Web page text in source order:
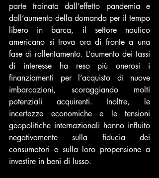
parte trainata dall’effetto pandemia e
dall’aumento della domanda per il tempo
libero in barca, il settore nautico
americano si trova ora di fronte a una
fase di rallentamento. L’aumento dei tassi
di interesse ha reso più onerosi i
finanziamenti per l’acquisto di nuove
imbarcazioni, scoraggiando molti
potenziali acquirenti. Inoltre, le
incertezze economiche e le tensioni
geopolitiche internazionali hanno influito
negativamente sulla fiducia dei
consumatori e sulla loro propensione a
investire in beni di lusso.